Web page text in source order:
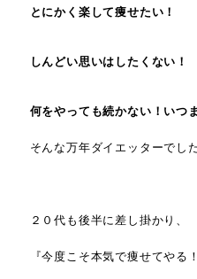
とにかく楽して痩せたい！
しんどい思いはしたくない！
何をやっても続かない！いつ
そんな万年ダイエッターでした
２０代も後半に差し掛かり、
『今度こそ本気で痩せてやる